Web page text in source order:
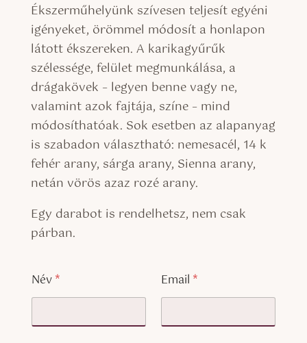
Ékszerműhelyünk szívesen teljesít egyéni
igényeket, örömmel módosít a honlapon
látott ékszereken. A karikagyűrűk
szélessége, felület megmunkálása, a
drágakövek – legyen benne vagy ne,
valamint azok fajtája, színe – mind
módosíthatóak. Sok esetben az alapanyag
is szabadon választható: nemesacél, 14 k
fehér arany, sárga arany, Sienna arany,
netán vörös azaz rozé arany.
Egy darabot is rendelhetsz, nem csak
párban.
Név* Email *